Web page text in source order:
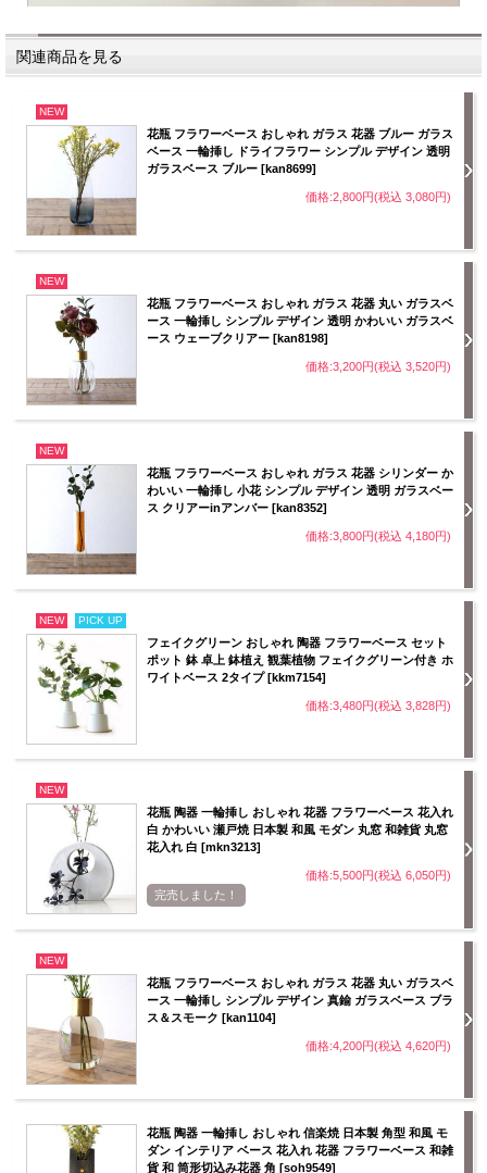
関連商品を見る
NEW
花瓶 フラワーベース おしゃれ ガラス 花器 ブルー ガラス
ベース 一輪挿し ドライフラワー シンプル デザイン 透明
ガラスベース ブルー [kan8699]
価格:2,800円(税込 3,080円)
NEW
花瓶 フラワーベース おしゃれ ガラス 花器 丸い ガラスベ
ース 一輪挿し シンプル デザイン 透明 かわいい ガラスベ
ース ウェーブクリアー [kan8198]
価格:3,200円(税込 3,520円)
NEW
花瓶 フラワーベース おしゃれ ガラス 花器 シリンダー か
わいい 一輪挿し 小花 シンプル デザイン 透明 ガラスベー
ス クリアーinアンバー [kan8352]
価格:3,800円(税込 4,180円)
NEW PICK UP
フェイクグリーン おしゃれ 陶器 フラワーベース セット
ポット 鉢 卓上 鉢植え 観葉植物 フェイクグリーン付き ホ
ワイトベース 2タイプ [kkm7154]
価格:3,480円(税込 3,828円)
NEW
花瓶 陶器 一輪挿し おしゃれ 花器 フラワーベース 花入れ
白 かわいい 瀬戸焼 日本製 和風 モダン 丸窓 和雑貨 丸窓
花入れ 白 [mkn3213]
価格:5,500円(税込 6,050円)
完売しました！
NEW
花瓶 フラワーベース おしゃれ ガラス 花器 丸い ガラスベ
ース 一輪挿し シンプル デザイン 真鍮 ガラスベース ブラ
ス＆スモーク [kan1104]
価格:4,200円(税込 4,620円)
花瓶 陶器 一輪挿し おしゃれ 信楽焼 日本製 角型 和風 モ
ダン インテリア ベース 花入れ 花器 フラワーベース 和雑
貨 和 筒形切込み花器 角 [soh9549]